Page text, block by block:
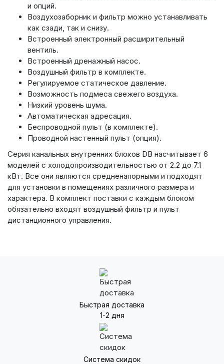
и опций.
Воздухозаборник и фильтр можно устанавливать
как сзади, так и снизу.
Встроенный электронный расширительный
вентиль.
Встроенный дренажный насос.
Воздушный фильтр в комплекте.
Регулируемое статическое давление.
Возможность подмеса свежего воздуха.
Низкий уровень шума.
Автоматическая адресация.
Беспроводной пульт (в комплекте).
Проводной настенный пульт (опция).
Серия канальных внутренних блоков DB насчитывает 6
моделей с холодопроизводительностью от 2.2 до 7.1
кВт. Все они являются средненапорными и подходят
для установки в помещениях различного размера и
характера. В комплект поставки с каждым блоком
обязательно входят воздушный фильтр и пульт
дистанционного управления.
Быстрая доставка
1-2 дня
Система скидок